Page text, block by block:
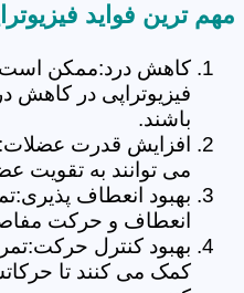
مهم ترین فواید
کاهش درد:ممکن است
فیزیوتراپی در کاهش
باشند.
افزایش قدرت
می توانند به تقویت
بهبود انعطاف
انعطاف و حرکت
بهبود کنترل
کمک می کنند تا